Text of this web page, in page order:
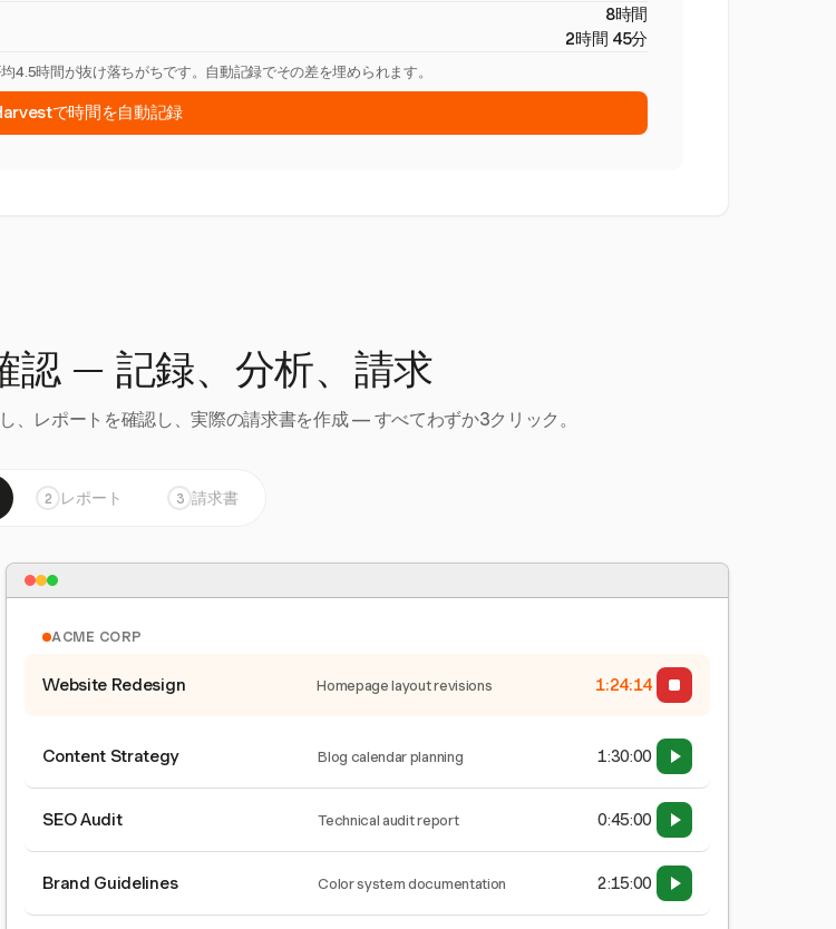
8時間
2時間 45分
時間が抜け落ちがちです。自動記録でその差を埋められます。
で時間を自動記録
認 — 記録、分析、請求
、レポートを確認し、実際の請求書を作成 — すべてわずか3クリック。
2 レポート 3 請求書
ACME CORP
Website Redesign Homepage layout revisions 1:24:15
Content Strategy Blog calendar planning 1:30:00
SEO Audit Technical audit report 0:45:00
Brand Guidelines Color system documentation 2:15:00